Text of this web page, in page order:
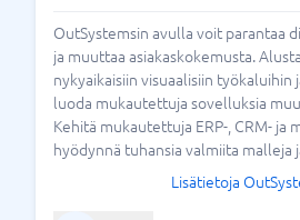
OutSystemsin avulla voit parantaa
ja muuttaa asiakaskokemusta.
nykyaikaisiin visuaalisiin
luoda mukautettuja sovelluksia
Kehitä mukautettuja ERP-, CRM- ja
hyödynnä tuhansia valmiita malleja
Lisätietoja